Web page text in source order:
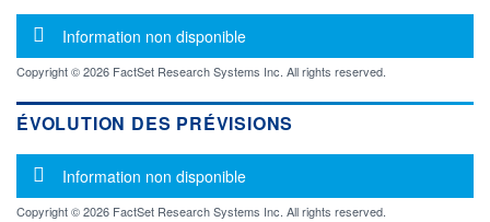
101,6000 94,0800
+ HAUT
101,7000
+ BAS
101,0000
VOLUME
200 0,00%
Message d'information
Information non disponible
Copyright © 2026 FactSet Research Systems Inc. All rights reserved.
ÉVOLUTION DES PRÉVISIONS
Message d'information
Information non disponible
Copyright © 2026 FactSet Research Systems Inc. All rights reserved.